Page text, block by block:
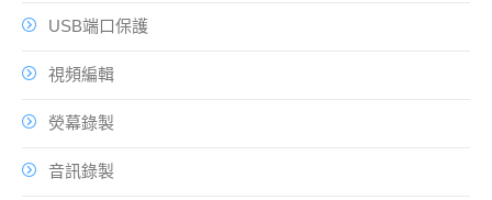
USB端口保護
視頻編輯
熒幕錄製
音訊錄製